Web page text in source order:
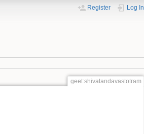
Register Log In
geet:shivatandavastotram